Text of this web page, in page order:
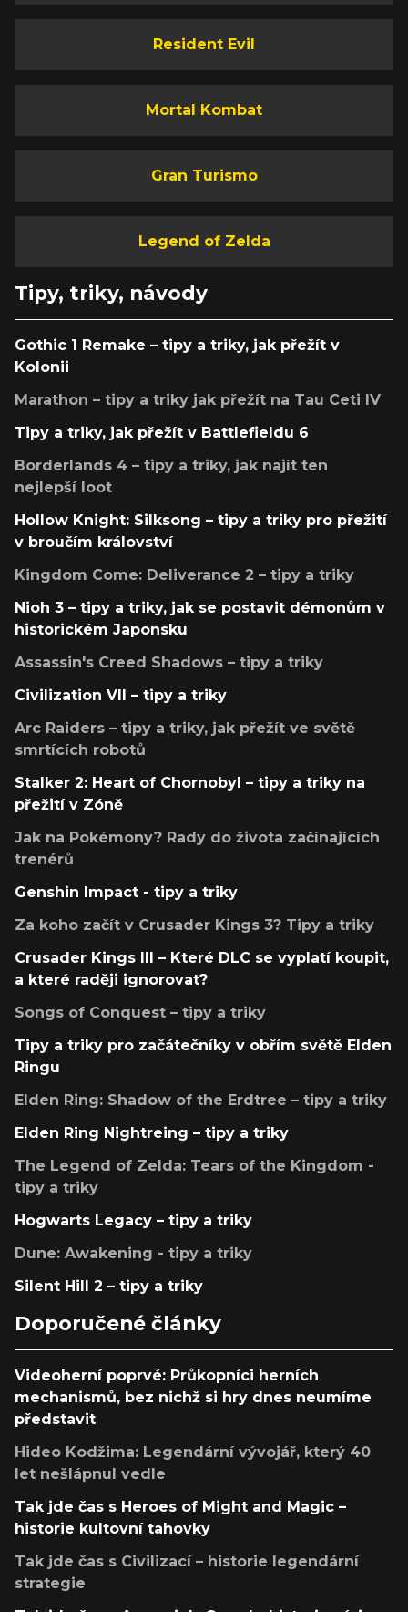
Resident Evil
Mortal Kombat
Gran Turismo
Legend of Zelda
Tipy, triky, návody
Gothic 1 Remake – tipy a triky, jak přežít v
Kolonii
Marathon – tipy a triky jak přežít na Tau Ceti IV
Tipy a triky, jak přežít v Battlefieldu 6
Borderlands 4 – tipy a triky, jak najít ten
nejlepší loot
Hollow Knight: Silksong – tipy a triky pro přežití
v broučím království
Kingdom Come: Deliverance 2 – tipy a triky
Nioh 3 – tipy a triky, jak se postavit démonům v
historickém Japonsku
Assassin's Creed Shadows – tipy a triky
Civilization VII – tipy a triky
Arc Raiders – tipy a triky, jak přežít ve světě
smrtících robotů
Stalker 2: Heart of Chornobyl – tipy a triky na
přežití v Zóně
Jak na Pokémony? Rady do života začínajících
trenérů
Genshin Impact - tipy a triky
Za koho začít v Crusader Kings 3? Tipy a triky
Crusader Kings III – Které DLC se vyplatí koupit,
a které raději ignorovat?
Songs of Conquest – tipy a triky
Tipy a triky pro začátečníky v obřím světě Elden
Ringu
Elden Ring: Shadow of the Erdtree – tipy a triky
Elden Ring Nightreing – tipy a triky
The Legend of Zelda: Tears of the Kingdom -
tipy a triky
Hogwarts Legacy – tipy a triky
Dune: Awakening - tipy a triky
Silent Hill 2 – tipy a triky
Doporučené články
Videoherní poprvé: Průkopníci herních
mechanismů, bez nichž si hry dnes neumíme
představit
Hideo Kodžima: Legendární vývojář, který 40
let nešlápnul vedle
Tak jde čas s Heroes of Might and Magic –
historie kultovní tahovky
Tak jde čas s Civilizací – historie legendární
strategie